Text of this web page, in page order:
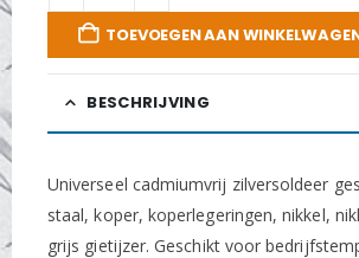
TOEVOEGEN AAN
BESCHRIJVING
Universeel cadmiumvrij zilversoldeer
staal, koper, koperlegeringen, nikkel,
grijs gietijzer. Geschikt voor